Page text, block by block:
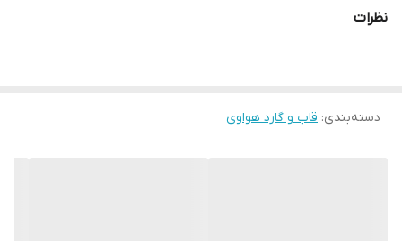
نظرات
دسته‌بندی: قاب و گارد هواوی